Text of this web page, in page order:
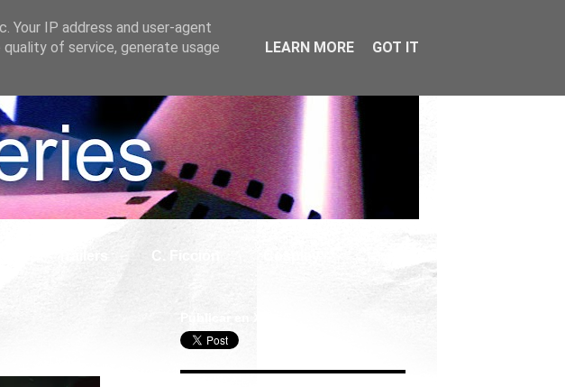
C. Ficción
Your IP address and user-agent
of service, generate usage
LEARN MORE GOT IT